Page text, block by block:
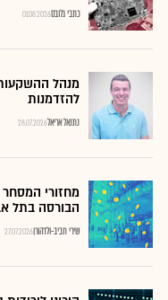
01.08.2026כתבי גלובס
מנהל
להזדמנות
28.07.2026נתנאל אריאל
מחזורי
הבורסה בתל
27.07.2026שירי חביב-ולדהורן